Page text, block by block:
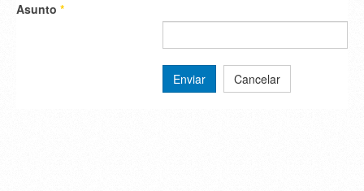
Asunto *
Enviar Cancelar